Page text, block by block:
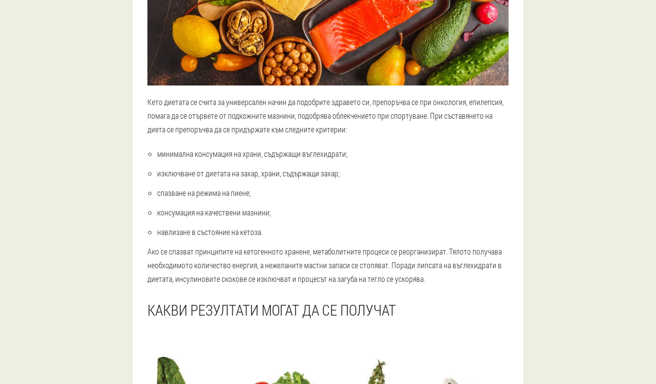
Кето диетата се счита за универсален начин да подобрите здравето си, препоръчва се при онкология, епилепсия,
помага да се отървете от подкожните мазнини, подобрява облекчението при спортуване. При съставянето на
диета се препоръчва да се придържате към следните критерии:
минимална консумация на храни, съдържащи въглехидрати;
изключване от диетата на захар, храни, съдържащи захар;
спазване на режима на пиене;
консумация на качествени мазнини;
навлизане в състояние на кетоза.
Ако се спазват принципите на кетогенното хранене, метаболитните процеси се реорганизират. Тялото получава
необходимото количество енергия, а нежеланите мастни запаси се стопяват. Поради липсата на въглехидрати в
диетата, инсулиновите скокове се изключват и процесът на загуба на тегло се ускорява.
КАКВИ РЕЗУЛТАТИ МОГАТ ДА СЕ ПОЛУЧАТ